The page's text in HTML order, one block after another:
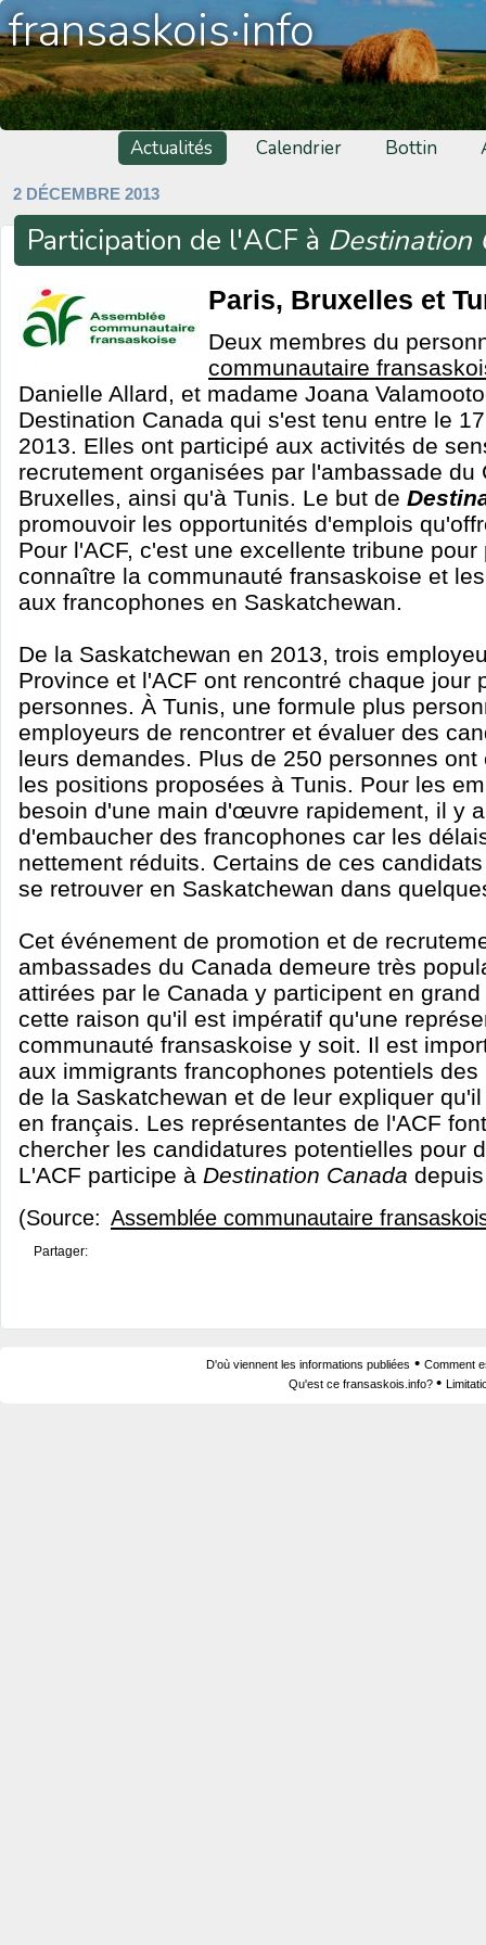
fransaskois·info
Actualités Calendrier Bottin
2 DÉCEMBRE 2013
Participation de l'ACF à Destination
Paris, Bruxelles et
Deux membres du
communautaire
Danielle Allard, et madame Joana
Destination Canada qui s'est tenu entre le
2013. Elles ont participé aux activités de
recrutement organisées par l'ambassade du
Bruxelles, ainsi qu'à Tunis. Le but de
promouvoir les opportunités d'emplois
Pour l'ACF, c'est une excellente tribune
connaître la communauté fransaskoise et
aux francophones en Saskatchewan.
De la Saskatchewan en 2013, trois
Province et l'ACF ont rencontré chaque jour
personnes. À Tunis, une formule plus
employeurs de rencontrer et évaluer des
leurs demandes. Plus de 250 personnes
les positions proposées à Tunis. Pour les
besoin d'une main d'œuvre rapidement, il y
d'embaucher des francophones car les
nettement réduits. Certains de ces
se retrouver en Saskatchewan dans
Cet événement de promotion et de
ambassades du Canada demeure très
attirées par le Canada y participent en
cette raison qu'il est impératif qu'une
communauté fransaskoise y soit. Il est
aux immigrants francophones potentiels
de la Saskatchewan et de leur expliquer
en français. Les représentantes de l'ACF
chercher les candidatures potentielles pour
L'ACF participe à Destination Canada
(Source: Assemblée communautaire
Partager:
D'où viennent les informations publiées • Comment
Qu'est ce fransaskois.info? •